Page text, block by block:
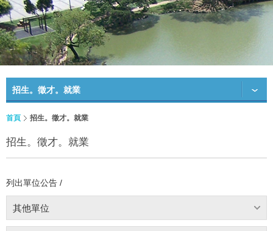
招生。徵才。就業
首頁 招生。徵才。就業
招生。徵才。就業
列出單位公告 /
其他單位